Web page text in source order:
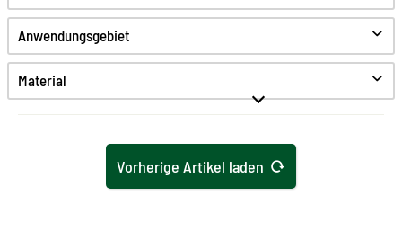
Reinigen
Pflegen
Schützen
Anti-Geruch
Anwendungsgebiet
Material
Feines Glattleder
Vorherige Artikel laden